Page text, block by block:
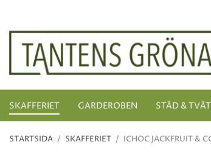
SKAFFERIET GARDEROBEN STÄD &
STARTSIDA / SKAFFERIET / ICHOC JACKFRUIT &